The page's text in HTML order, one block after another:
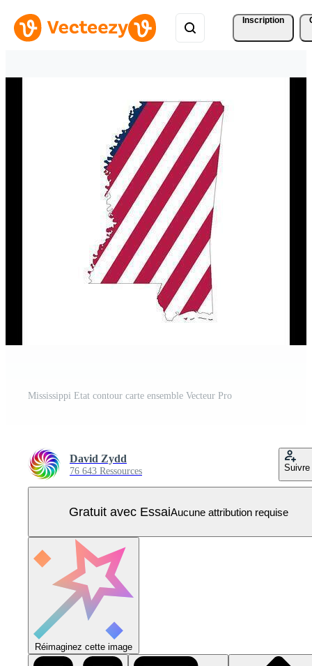
Inscription
Mississippi Etat contour carte ensemble Vecteur Pro
David Zydd
76 643 Ressources Suivre
Gratuit avec EssaiAucune attribution requise
Réimaginez cette image